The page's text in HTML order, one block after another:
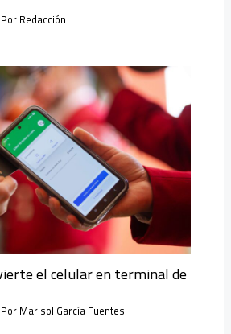
PorRedacción
el celular en terminal de
PorMarisol García Fuentes